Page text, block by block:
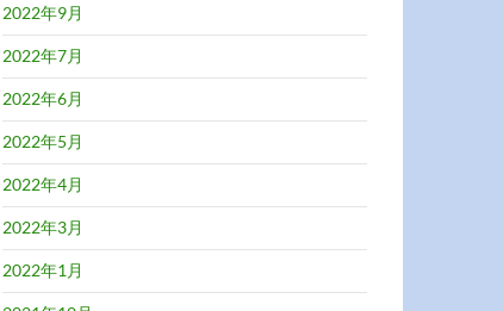
2022年9月
2022年7月
2022年6月
2022年5月
2022年4月
2022年3月
2022年1月